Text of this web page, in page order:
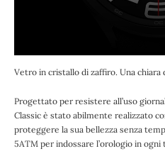
Vetro in cristallo di zaffiro. Una chiara
Progettato per resistere all’uso
Classic è stato abilmente realizzato
proteggere la sua bellezza senza
5ATM per indossare l’orologio in ogni